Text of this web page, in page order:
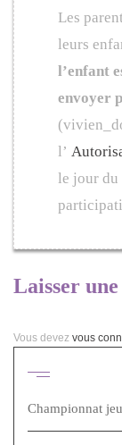
Les
leurs
l’enfant
envoyer
l’
le jour du
Laisser
Vous devez vous
Championnat